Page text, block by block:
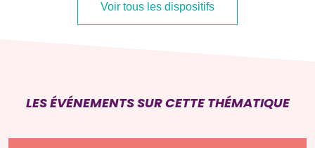
Voir tous les dispositifs
LES ÉVÉNEMENTS SUR CETTE THÉMATIQUE